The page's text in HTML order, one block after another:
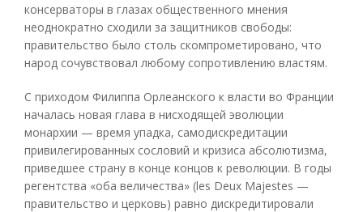
консерваторы в глазах общественного мнения
неоднократно сходили за защитников свободы:
правительство было столь скомпрометировано, что
народ сочувствовал любому сопротивлению властям.
С приходом Филиппа Орлеанского к власти во Франции
началась новая глава в нисходящей эволюции
монархии — время упадка, самодискредитации
привилегированных сословий и кризиса абсолютизма,
приведшее страну в конце концов к революции. В годы
регентства «оба величества» (les Deux Majestes —
правительство и церковь) равно дискредитировали